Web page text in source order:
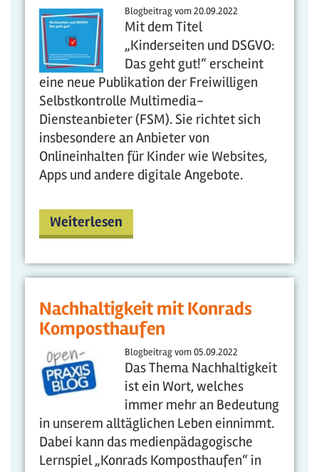
Blogbeitrag vom20.09.2022
Mit dem Titel
„Kinderseiten und DSGVO:
Das geht gut!“ erscheint
eine neue Publikation der Freiwilligen
Selbstkontrolle Multimedia-
Diensteanbieter (FSM). Sie richtet sich
insbesondere an Anbieter von
Onlineinhalten für Kinder wie Websites,
Apps und andere digitale Angebote.
Weiterlesen
Nachhaltigkeit mit Konrads
Komposthaufen
Blogbeitrag vom05.09.2022
Das Thema Nachhaltigkeit
ist ein Wort, welches
immer mehr an Bedeutung
in unserem alltäglichen Leben einnimmt.
Dabei kann das medienpädagogische
Lernspiel „Konrads Komposthaufen“ in